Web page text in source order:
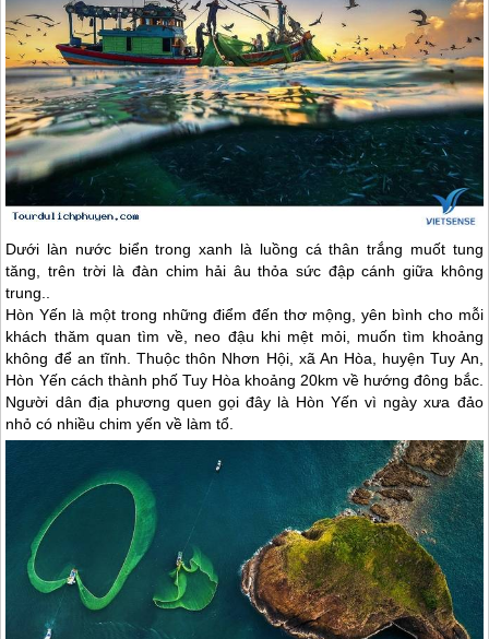
Dưới làn nước biển trong xanh là luồng cá thân trắng muốt tung
tăng, trên trời là đàn chim hải âu thỏa sức đập cánh giữa không
trung..
Hòn Yến là một trong những điểm đến thơ mộng, yên bình cho mỗi
khách thăm quan tìm về, neo đậu khi mệt mỏi, muốn tìm khoảng
không để an tĩnh. Thuộc thôn Nhơn Hội, xã An Hòa, huyện Tuy An,
Hòn Yến cách thành phố Tuy Hòa khoảng 20km về hướng đông bắc.
Người dân địa phương quen gọi đây là Hòn Yến vì ngày xưa đảo
nhỏ có nhiều chim yến về làm tổ.